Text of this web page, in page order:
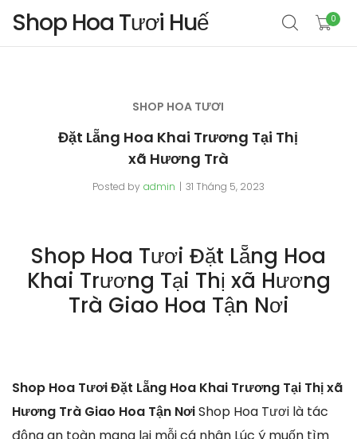
Shop Hoa Tươi Huế 0
SHOP HOA TƯƠI
Đặt Lẵng Hoa Khai Trương Tại Thị
xã Hương Trà
Posted by admin 31 Tháng 5, 2023
Shop Hoa Tươi Đặt Lẵng Hoa
Khai Trương Tại Thị xã Hương
Trà Giao Hoa Tận Nơi
Shop Hoa Tươi Đặt Lẵng Hoa Khai Trương Tại Thị xã
Hương Trà Giao Hoa Tận NơiShop Hoa Tươi là tác